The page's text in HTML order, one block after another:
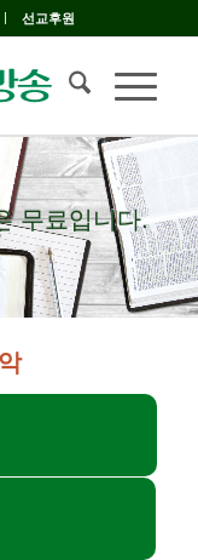
선교후원
무료입니다.
무료입니다.